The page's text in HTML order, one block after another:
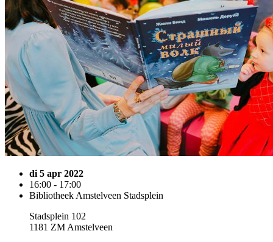
di 5 apr 2022
16:00 - 17:00
Bibliotheek Amstelveen Stadsplein
Stadsplein 102
1181 ZM Amstelveen